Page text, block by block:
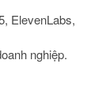
ElevenLabs,
nghiệp.